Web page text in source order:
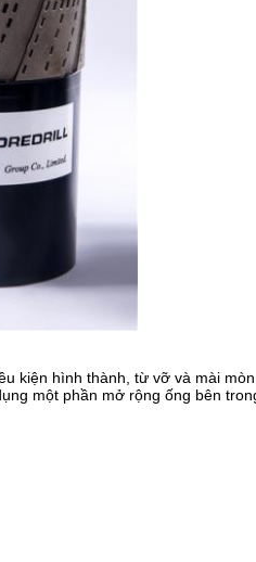
kiện hình thành, từ vỡ và mài
một phần mở rộng ống bên